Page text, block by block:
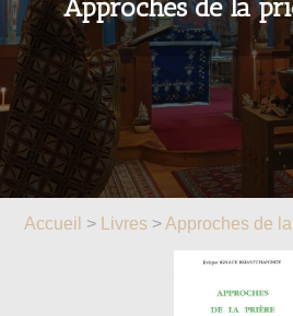
Approches de la
Accueil > Livres >Approches de